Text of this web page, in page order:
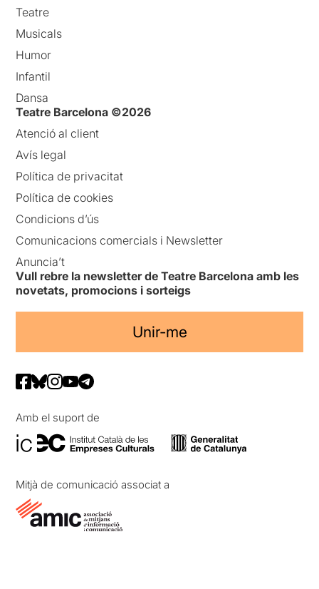
Teatre
Musicals
Humor
Infantil
Dansa
Teatre Barcelona ©2026
Atenció al client
Avís legal
Política de privacitat
Política de cookies
Condicions d’ús
Comunicacions comercials i Newsletter
Anuncia’t
Vull rebre la newsletter de Teatre Barcelona amb les
novetats, promocions i sorteigs
Unir-me
Amb el suport de
Mitjà de comunicació associat a